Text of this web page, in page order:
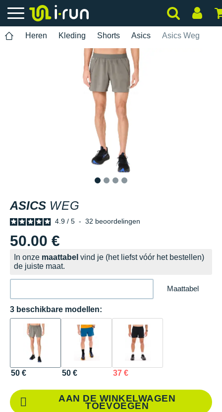
Heren Kleding Shorts Asics Asics Weg
ASICS WEG
4.9 / 5 - 32 beoordelingen
50.00 €
In onze maattabel vind je (het liefst vóór het bestellen)
de juiste maat.
Maattabel
3 beschikbare modellen:
50 € 50 € 37 €
AAN DE WINKELWAGEN
TOEVOEGEN